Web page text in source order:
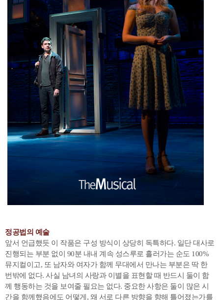
정공법의 예술
앞서 언급했듯 이 작품은 구성 방식이 상당히 독특하다. 일단 대사로
진행되는 부분 없이 90분 내내 계속 성스루로 흘러가는 순도 100%
뮤지컬이고, 또 남자와 여자가 함께 무대에서 만나는 부분은 딱 한
번밖에 없다. 사실 남녀의 사랑과 이별을 표현할 때 반드시 둘이 함
께 행동하는 것을 보여줄 필요는 없다. 중요한 사항은 둘이 많은 시
간을 함께했음에도 어떻게, 왜 서로 다른 방향을 향해 틀어졌는가를